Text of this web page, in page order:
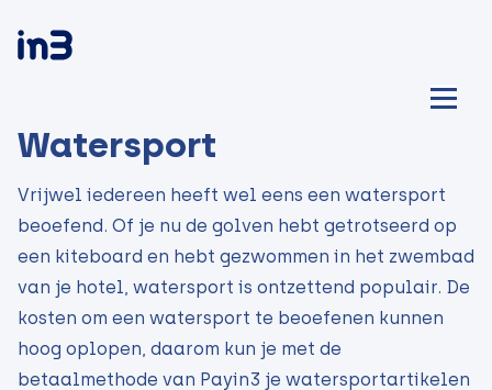
Watersport
Vrijwel iedereen heeft wel eens een watersport
beoefend. Of je nu de golven hebt getrotseerd op
een kiteboard en hebt gezwommen in het zwembad
van je hotel, watersport is ontzettend populair. De
kosten om een watersport te beoefenen kunnen
hoog oplopen, daarom kun je met de
betaalmethode van Payin3 je watersportartikelen